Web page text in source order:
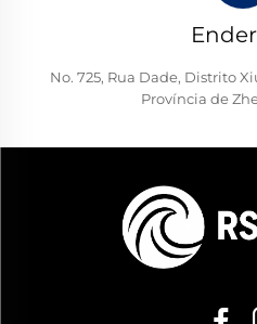
No. 725, Rua Dade, Distrito
Província de